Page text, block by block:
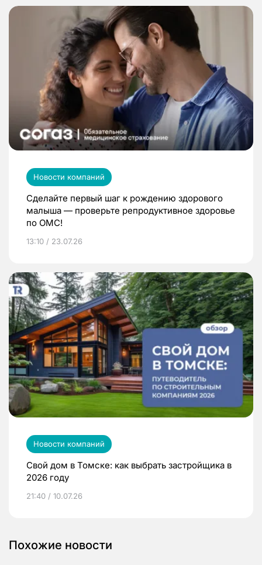
Новости компаний
Сделайте первый шаг к рождению здорового
малыша — проверьте репродуктивное здоровье
по ОМС!
13:10 / 23.07.26
Новости компаний
Свой дом в Томске: как выбрать застройщика в
2026 году
21:40 / 10.07.26
Похожие новости